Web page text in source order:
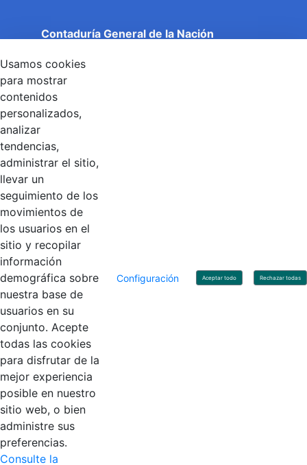
Contaduría General de la Nación
Entidad adscrita al Ministerio de Hacienda y Crédito
Público
Torre 1 (Aire) - Piso 15, Bogotá D.C., Colombia
Código Postal: 111071
Linkedin
Contacto
Línea de servicio al ciudadano: +57(601) 492 64 00
Correo Institucional:
Correo de notificaciones judiciales:
notificacionjudicial@contaduria.gov.co
Correo de Asuntos disciplinarios:
asuntosdisciplinarios@contaduria.gov.co
Línea Anticorrupción: +57(601) 492 64 00 Ext. 4
Política de privacidad y protección de datos personales
Política de derechos de autor
Términos y condiciones de uso
© Copyright 2026 - Todos los derechos reservados
Gobierno de Colombia
Usamos cookies
para mostrar
contenidos
personalizados,
analizar
tendencias,
administrar el sitio,
llevar un
seguimiento de los
movimientos de
los usuarios en el
sitio y recopilar
información
demográfica sobre
nuestra base de
usuarios en su
conjunto. Acepte
todas las cookies
para disfrutar de la
mejor experiencia
posible en nuestro
sitio web, o bien
administre sus
preferencias.
Consulte la
Configuración Aceptar todo Rechazar todas